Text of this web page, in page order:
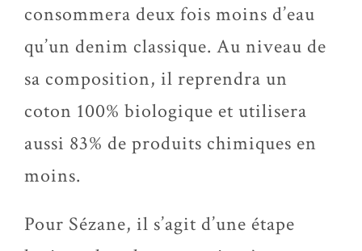
consommera deux fois moins d’eau
qu’un denim classique. Au niveau de
sa composition, il reprendra un
coton 100% biologique et utilisera
aussi 83% de produits chimiques en
moins.
Pour Sézane, il s’agit d’une étape